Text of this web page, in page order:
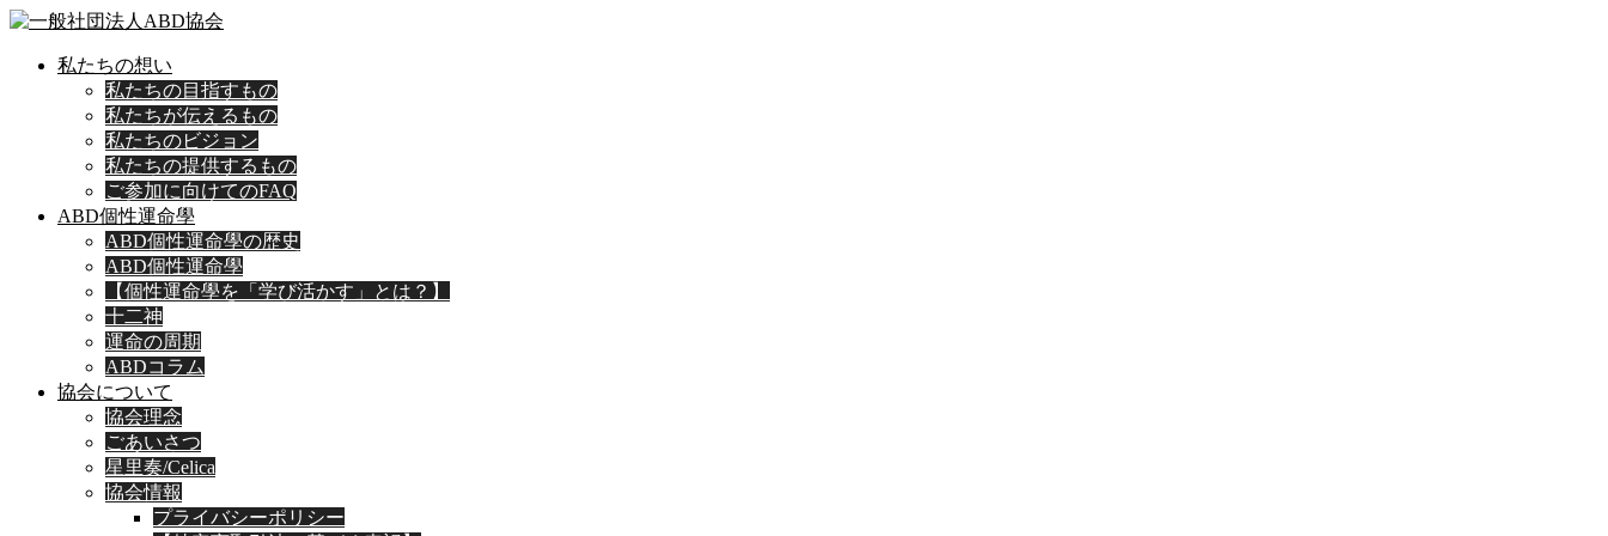
私たちの想い
私たちの目指すもの
私たちが伝えるもの
私たちのビジョン
私たちの提供するもの
ご参加に向けてのFAQ
ABD個性運命學
ABD個性運命學の歴史
ABD個性運命學
【個性運命學を「学び活かす」とは？】
十二神
運命の周期
ABDコラム
協会について
協会理念
ごあいさつ
星里奏/Celica
協会情報
プライバシーポリシー